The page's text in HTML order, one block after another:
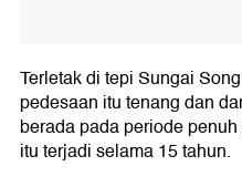
Terletak di tepi Sungai
pedesaan itu tenang dan
berada pada periode
itu terjadi selama 15 tahun.